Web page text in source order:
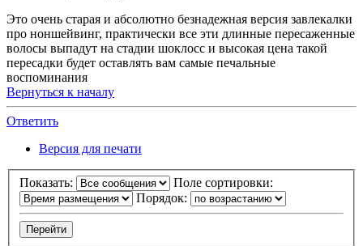
Это очень старая и абсолютно безнадежная версия завлекалки
про ноншейвинг, практически все эти длинные пересаженные
волосы выпадут на стадии шоклосс и высокая цена такой
пересадки будет оставлять вам самые печальные
воспоминания
Вернуться к началу
Ответить
Версия для печати
Показать:
Поле сортировки:
Порядок: